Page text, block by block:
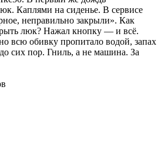
Каплями на сиденье. В сервисе
неправильно закрыли». Как
люк? Нажал кнопку — и всё.
всю обивку пропитало водой, запах
сих пор. Гниль, а не машина. За